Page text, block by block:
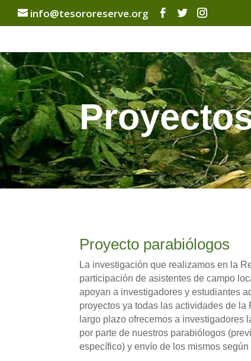
info@tesororeserve.org
Proyecto parabiólogos
La investigación que realizamos en la
participación de asistentes de campo
apoyan a investigadores y estudiantes
proyectos ya todas las actividades de la
largo plazo ofrecemos a investigadores
por parte de nuestros parabiólogos
específico) y envío de los mismos